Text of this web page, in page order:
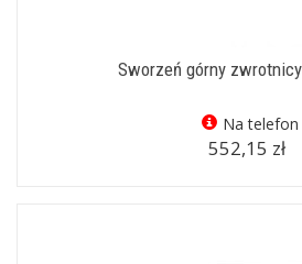
Sworzeń górny
Na telefon
552,15 zł